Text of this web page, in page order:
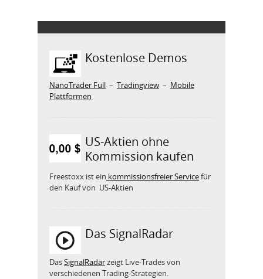
Kostenlose Demos
NanoTrader Full – Tradingview – Mobile
Plattformen
US-Aktien ohne
Kommission kaufen
Freestoxx ist ein kommissionsfreier Servicefür
den Kauf von US-Aktien
Das SignalRadar
DasSignalRadarzeigt Live-Trades von
verschiedenen Trading-Strategien.